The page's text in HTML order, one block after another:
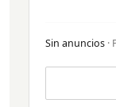
Sin anuncios ·